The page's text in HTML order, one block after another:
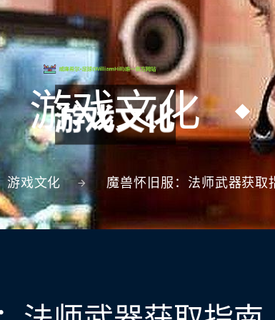
游戏文化
游戏文化 魔兽怀旧服：法师武器获取